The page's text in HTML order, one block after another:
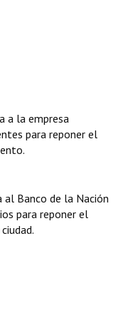
a la empresa
para reponer el
al Banco de la Nación
para reponer el